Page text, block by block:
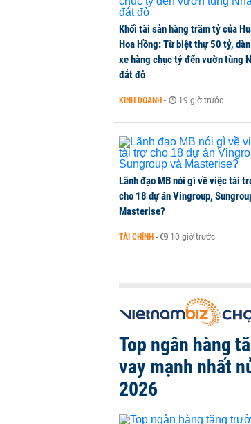
Kiến nghị đưa người
THỜI SỰ - 1 phút trước
TikToker Khánh Sky,
KINH DOANH - 1 phút trước
Khối tài sản hàng trăm tỷ của
Hoa Hồng: Từ biệt thự 50 tỷ,
xe hàng chục tỷ đến vườn tùng
đắt đỏ
KINH DOANH - 19 giờ trước
Lãnh đạo MB nói gì về việc tài
cho 18 dự án Vingroup,
Masterise?
TÀI CHÍNH - 10 giờ trước
Top ngân hàng
vay mạnh nhất
2026